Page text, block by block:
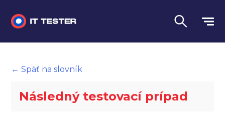
Automatizované testovanie
Performance testing
← Späť na slovník
Následný testovací prípad